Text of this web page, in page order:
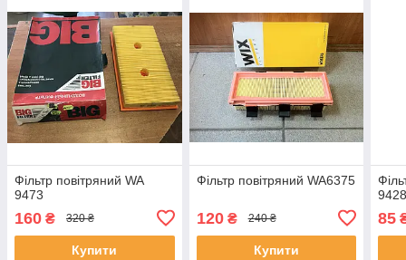
Фільтр повітряний WA
9473
160 ₴ 320 ₴
Купити
Фільтр повітряний WA6375
120₴ 240 ₴
Купити
85